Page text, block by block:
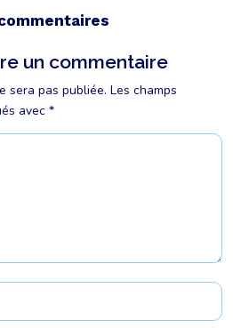
un commentaire
sera pas publiée. Les champs
avec *